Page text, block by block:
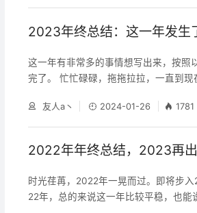
多，而且功能也大差不差。所以广告没
2023年终总结：这一年发生
这一年有非常多的事情想写出来，按照
完了。 忙忙碌碌，拖拖拉拉，一直到
比较大的变化之一。 起初只是觉得生活
下。在做出决定之前，我一直觉得这对
我意料的是之后的面试、离职、入职很
友人a丶 2024-01-26
2022年年终总结，2023再出
时光荏苒，2022年一晃而过。即将步
22年，总的来说这一年比较平稳，也能